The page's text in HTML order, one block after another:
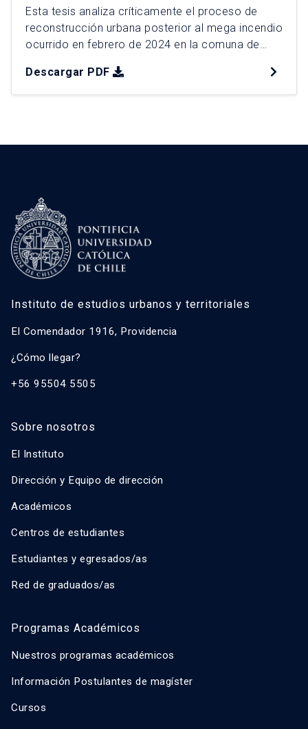
Esta tesis analiza críticamente el proceso de
reconstrucción urbana posterior al mega incendio
ocurrido en febrero de 2024 en la comuna de
más grave en la historia reciente de Chile. Esta
catástrofe evidencia a la interfaz urbano rural
Descargar PDF
Instituto de estudios urbanos y territoriales
El Comendador 1916, Providencia
¿Cómo llegar?
+56 95504 5505
Sobre nosotros
El Instituto
Dirección y Equipo de dirección
Académicos
Centros de estudiantes
Estudiantes y egresados/as
Red de graduados/as
Programas Académicos
Nuestros programas académicos
Información Postulantes de magíster
Cursos